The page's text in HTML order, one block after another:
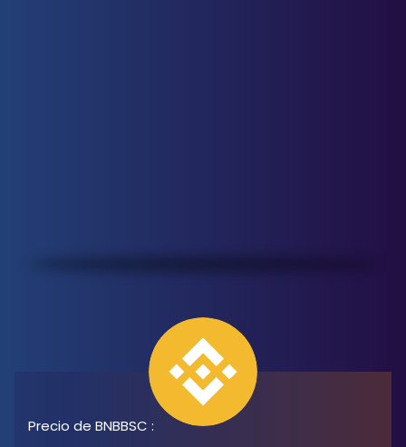
Precio de BNBBSC :